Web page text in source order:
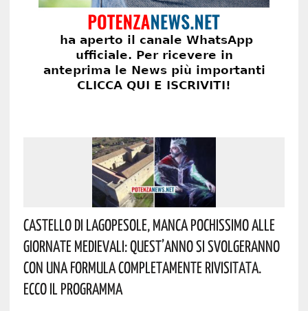
Castello Di Lagopesole, Manca Pochissimo Alle
Giornate Medievali: Quest’anno Si Svolgeranno
Con Una Formula Completamente Rivisitata.
Ecco Il Programma